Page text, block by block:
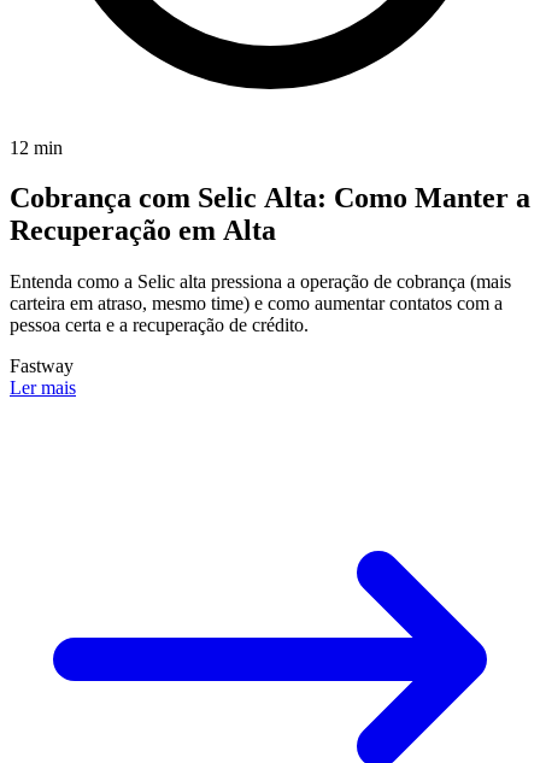
12 min
Cobrança com Selic Alta: Como Manter a
Recuperação em Alta
Entenda como a Selic alta pressiona a operação de cobrança (mais
carteira em atraso, mesmo time) e como aumentar contatos com a
pessoa certa e a recuperação de crédito.
Fastway
Ler mais